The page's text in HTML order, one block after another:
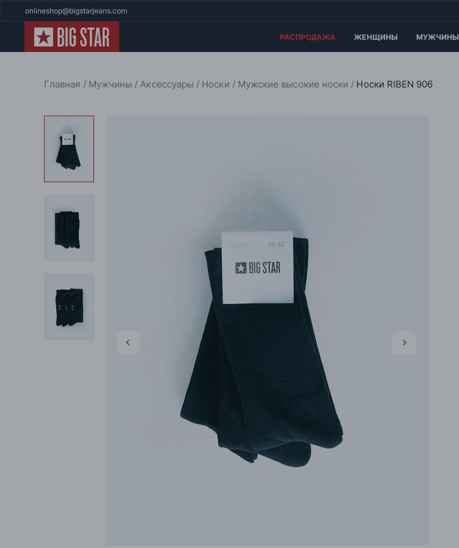
onlineshop@bigstarjeans.com
РАСПРОДАЖА ЖЕНЩИНЫ МУЖЧИНЫ
Главная Мужчины Аксессуары Носки Мужские высокие носки Носки RIBEN 906